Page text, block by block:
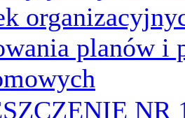
planów i
NR